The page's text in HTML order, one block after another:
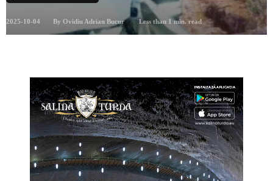
2025-10-04 By Ovidiu Adrian Bucur Less than 1 min. read